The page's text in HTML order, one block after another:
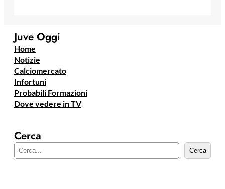
Juve Oggi
Home
Notizie
Calciomercato
Infortuni
Probabili Formazioni
Dove vedere in TV
Cerca
e
Cerca